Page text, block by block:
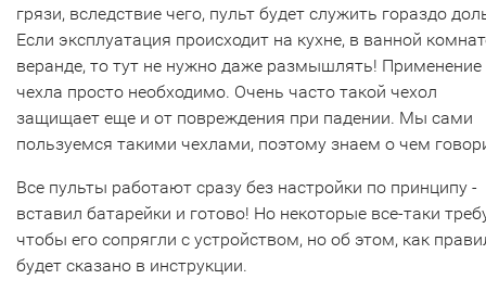
грязи, вследствие чего, пульт будет служить гораздо
Если эксплуатация происходит на кухне, в ванной
веранде, то тут не нужно даже размышлять! Применение
чехла просто необходимо. Очень часто такой чехол
защищает еще и от повреждения при падении. Мы сами
пользуемся такими чехлами, поэтому знаем о чем
Все пульты работают сразу без настройки по принципу -
вставил батарейки и готово! Но некоторые все-таки
чтобы его сопрягли с устройством, но об этом, как
будет сказано в инструкции.